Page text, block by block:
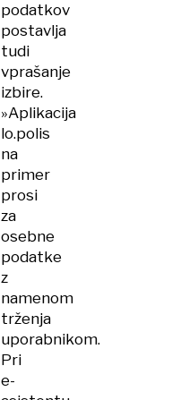
podatkov
postavlja
tudi
vprašanje
izbire.
»Aplikacija
lo.polis
na
primer
prosi
za
osebne
podatke
z
namenom
trženja
uporabnikom.
Pri
e-